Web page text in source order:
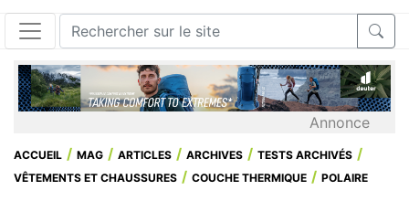
Annonce
ACCUEIL MAG ARTICLES ARCHIVES
TESTS ARCHIVÉS
VÊTEMENTS ET CHAUSSURES
COUCHE THERMIQUE POLAIRE